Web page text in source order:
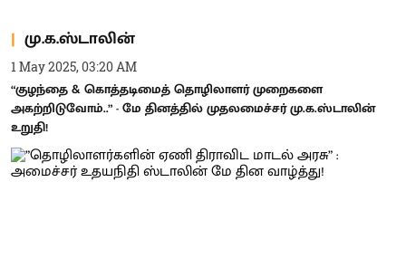
மு.க.ஸ்டாலின்
1 May 2025, 03:20 AM
“குழந்தை & கொத்தடிமைத் தொழிலாளர் முறைகளை
அகற்றிடுவோம்..” - மே தினத்தில் முதலமைச்சர் மு.க.ஸ்டாலின்
உறுதி!